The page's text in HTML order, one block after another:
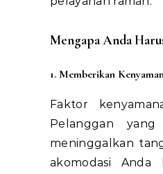
Mengapa Anda
1. Memberikan
Faktor
Pelanggan
meninggalkan
akomodasi